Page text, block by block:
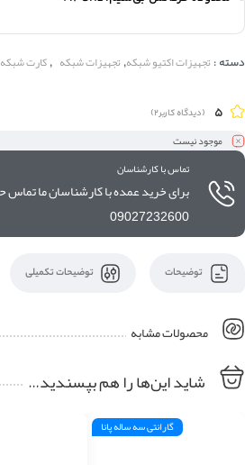
دسته : تجهیزات اکتیو شبکه, تجهیزات شبکه , کارت شبکه
5 (دیدگاه کاربر2
)
موجود نیست
تماس با کارشناسان
09027232600
توضیحات توضیحات تکمیلی
محصولات مشابه
شاید این‌ها را هم بپسندید…
گارانتی سه ساله پانا